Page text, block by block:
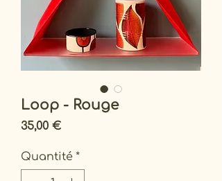
Loop - Rouge
35,00 €Prix
Quantité *